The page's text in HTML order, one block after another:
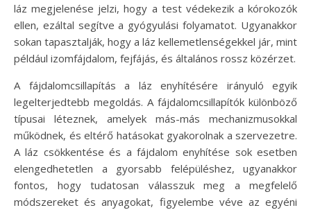
láz megjelenése jelzi, hogy a test védekezik a kórokozók
ellen, ezáltal segítve a gyógyulási folyamatot. Ugyanakkor
sokan tapasztalják, hogy a láz kellemetlenségekkel jár, mint
például izomfájdalom, fejfájás, és általános rossz közérzet.
A fájdalomcsillapítás a láz enyhítésére irányuló egyik
legelterjedtebb megoldás. A fájdalomcsillapítók különböző
típusai léteznek, amelyek más-más mechanizmusokkal
működnek, és eltérő hatásokat gyakorolnak a szervezetre.
A láz csökkentése és a fájdalom enyhítése sok esetben
elengedhetetlen a gyorsabb felépüléshez, ugyanakkor
fontos, hogy tudatosan válasszuk meg a megfelelő
módszereket és anyagokat, figyelembe véve az egyéni